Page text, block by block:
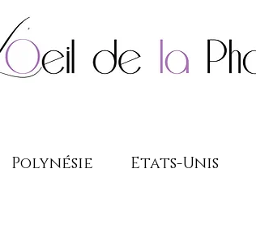
Polynésie Etats-Unis